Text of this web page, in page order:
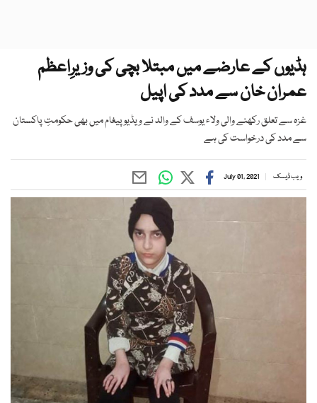
ہڈیوں کے عارضے میں مبتلا بچی کی وزیرِاعظم
عمران خان سے مدد کی اپیل
غزہ سے تعلق رکھنے والی ولاء یوسف کے والد نے ویڈیو پیغام میں بھی حکومتِ پاکستان
سے مدد کی درخواست کی ہے
ویب ڈیسک July 01, 2021